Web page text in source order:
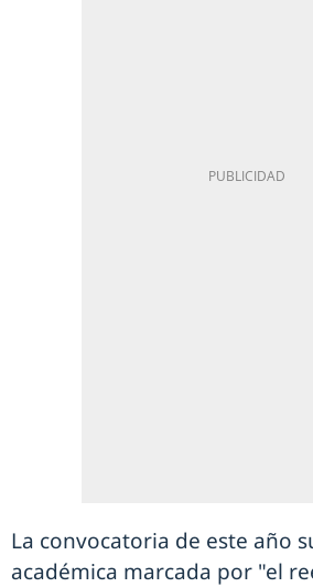
La convocatoria de este año
académica marcada por "el